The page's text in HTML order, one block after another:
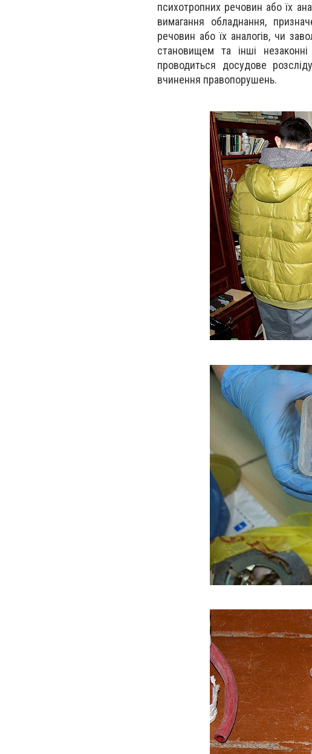
психотропних речовин або їх
вимагання обладнання,
речовин або їх аналогів, чи
становищем та інші
проводиться досудове
вчинення правопорушень.